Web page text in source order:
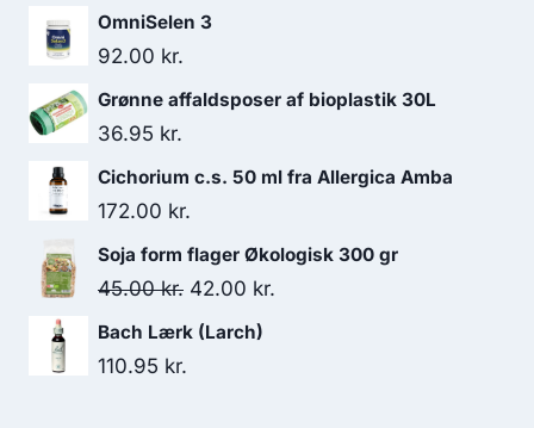
OmniSelen 3
92.00 kr.
Grønne affaldsposer af bioplastik 30L
36.95 kr.
Cichorium c.s. 50 ml fra Allergica Amba
172.00 kr.
Soja form flager Økologisk 300 gr
45.00kr. Den
oprindelige
42.00 kr.
Bach Lærk (Larch)
110.95 kr.